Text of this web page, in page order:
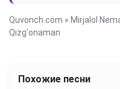
Quvonch.com » Mirjalol
Qizg'onaman
Похожие песни